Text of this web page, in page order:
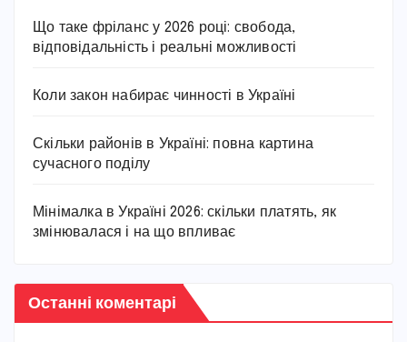
Що таке фріланс у 2026 році: свобода,
відповідальність і реальні можливості
Коли закон набирає чинності в Україні
Скільки районів в Україні: повна картина
сучасного поділу
Мінімалка в Україні 2026: скільки платять, як
змінювалася і на що впливає
Останні коментарі